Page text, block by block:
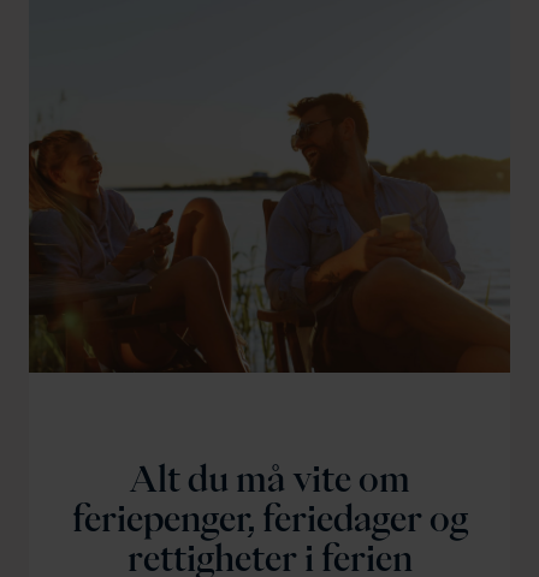
Alt du må vite om
feriepenger, feriedager og
rettigheter i ferien